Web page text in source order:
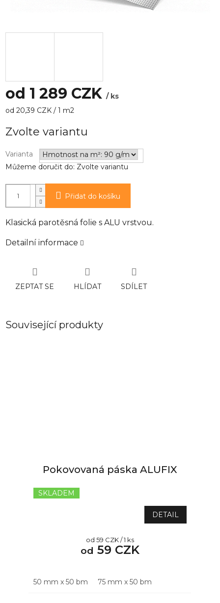
od 1 289 CZK / ks
Měrná
od 20,39 CZK / 1 m2
Zvolte variantu
Varianta
Můžeme doručit do: Zvolte variantu
Přidat do košíku
Klasická parotěsná folie s ALU vrstvou.
Detailní informace
ZEPTAT SE HLÍDAT SDÍLET
Související produkty
Pokovovaná páska ALUFIX
SKLADEM
od 59 CZK
Měrná
cena:
od 59 CZK / 1 ks
DETAIL
50 mm x 50 bm 75 mm x 50 bm